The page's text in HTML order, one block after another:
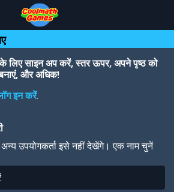
लिए साइन अप करें, स्तर ऊपर, अपने पृष्ठ को
और अधिक!
इन करें.
उपयोगकर्ता इसे नहीं देखेंगे। एक नाम चुनें